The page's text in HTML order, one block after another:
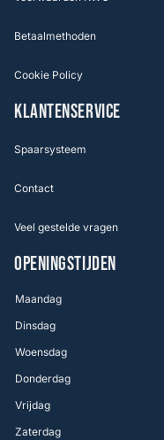
Betaalmethoden
Cookie Policy
KLANTENSERVICE
Spaarsysteem
Contact
Veel gestelde vragen
OPENINGSTIJDEN
Maandag
Dinsdag
Woensdag
Donderdag
Vrijdag
Zaterdag